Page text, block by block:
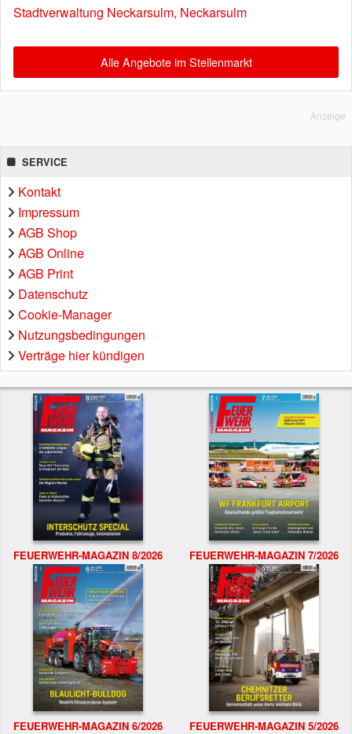
Stadtverwaltung Neckarsulm, Neckarsulm
Alle Angebote im Stellenmarkt
Anzeige
SERVICE
Kontakt
Impressum
AGB Shop
AGB Online
AGB Print
Datenschutz
Cookie-Manager
Nutzungsbedingungen
Verträge hier kündigen
FEUERWEHR-MAGAZIN 8/2026 FEUERWEHR-MAGAZIN 7/2026
FEUERWEHR-MAGAZIN 6/2026 FEUERWEHR-MAGAZIN 5/2026